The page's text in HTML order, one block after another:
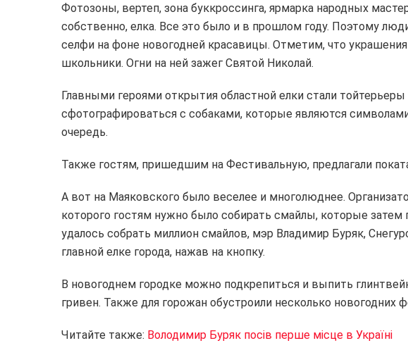
Фотозоны, вертеп, зона буккроссинга, ярмарка народных
собственно, елка. Все это было и в прошлом году. Поэтому
селфи на фоне новогодней красавицы. Отметим, что
школьники. Огни на ней зажег Святой Николай.
Главными героями открытия областной елки стали
сфотографироваться с собаками, которые являются
очередь.
Также гостям, пришедшим на Фестивальную, предлагали
А вот на Маяковского было веселее и многолюднее.
которого гостям нужно было собирать смайлы, которые
удалось собрать миллион смайлов, мэр Владимир Буряк,
главной елке города, нажав на кнопку.
В новогоднем городке можно подкрепиться и выпить
гривен. Также для горожан обустроили несколько новогодних
Читайте также: Володимир Буряк посів перше місце в Україні